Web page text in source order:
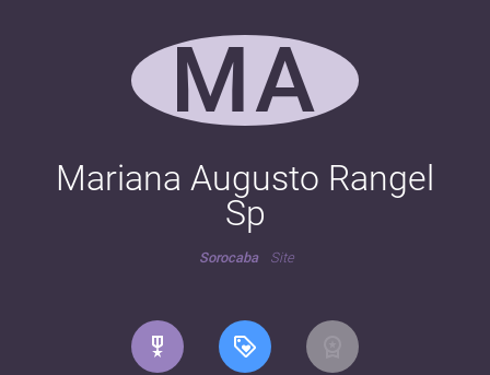
MA
Mariana Augusto Rangel
Sp
Sorocaba Site